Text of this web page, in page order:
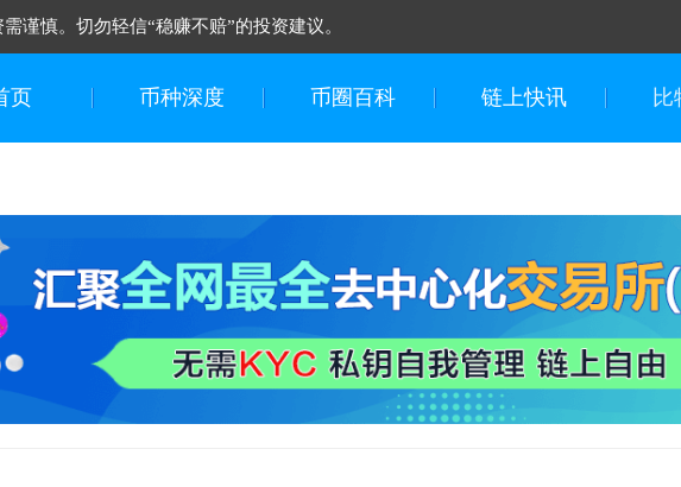
谨慎。切勿轻信“稳赚不赔”的投资建议。
页 币种深度 币圈百科 链上快讯 比